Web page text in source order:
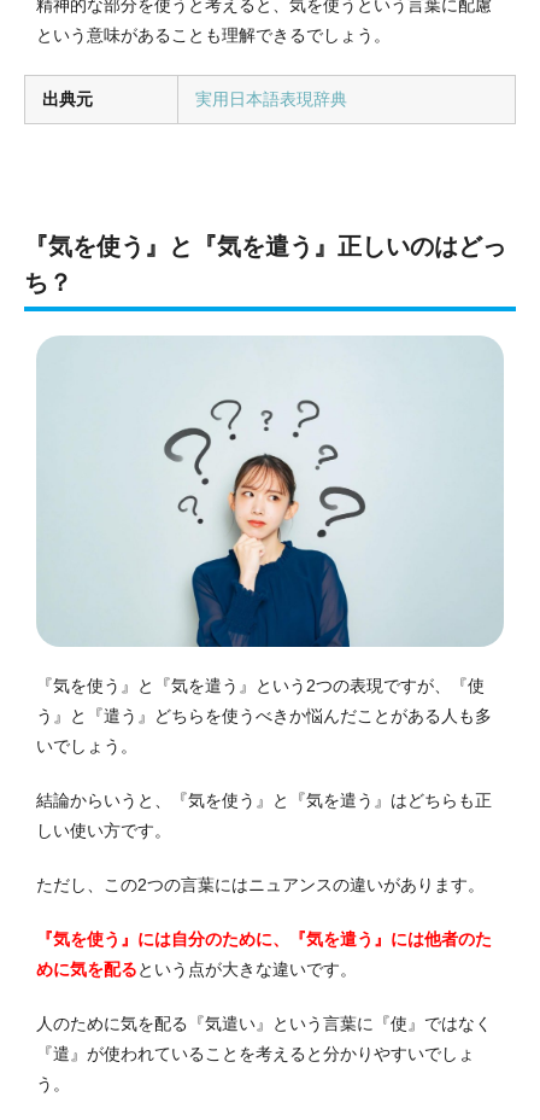
精神的な部分を使うと考えると、気を使うという言葉に配慮
という意味があることも理解できるでしょう。
出典元 実用日本語表現辞典
『気を使う』と『気を遣う』正しいのはどっ
ち？
『気を使う』と『気を遣う』という2つの表現ですが、『使
う』と『遣う』どちらを使うべきか悩んだことがある人も多
いでしょう。
結論からいうと、『気を使う』と『気を遣う』はどちらも正
しい使い方です。
ただし、この2つの言葉にはニュアンスの違いがあります。
『気を使う』には自分のために、『気を遣う』には他者のた
めに気を配るという点が大きな違いです。
人のために気を配る『気遣い』という言葉に『使』ではなく
『遣』が使われていることを考えると分かりやすいでしょ
う。